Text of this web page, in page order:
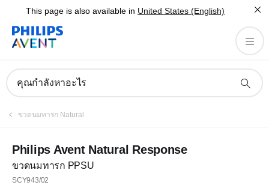
This page is also available in United States (English)
คุณกำลังหาอะไร
ขวดนมทารก Natural
Philips Avent Natural Response
ขวดนมทารก PPSU
SCY943/02